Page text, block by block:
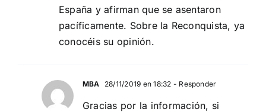
España y afirman que se asentaron
pacíficamente. Sobre la Reconquista, ya
conocéis su opinión.
MBA 28/11/2019 en 18:32 - Responder
Gracias por la información, si